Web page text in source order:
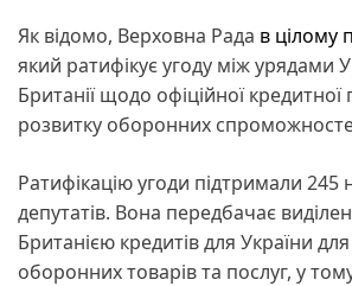
Як відомо, Верховна Рада в цілому
який ратифікує угоду між урядами
Британії щодо офіційної кредитної
розвитку оборонних
Ратифікацію угоди підтримали 245
депутатів. Вона передбачає
Британією кредитів для України для
оборонних товарів та послуг, у